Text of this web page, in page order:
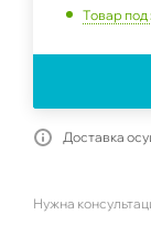
Товар под
Доставка
Нужна